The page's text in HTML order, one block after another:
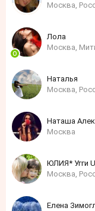
Москва,
Лола
Москва,
Наталья
Москва,
Наташа
Москва
Москва,
Елена